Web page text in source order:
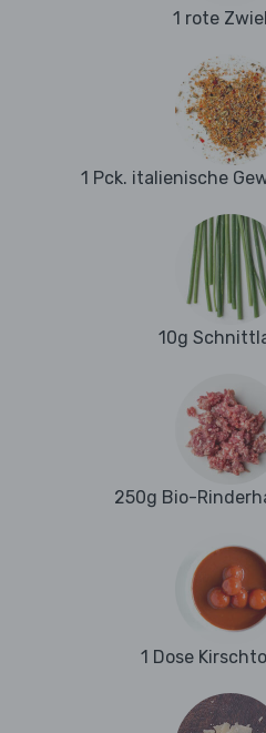
1 rote
1 Pck. italienische
10g
250g Bio-
1 Dose